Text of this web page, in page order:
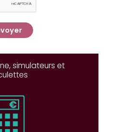
simulateurs et